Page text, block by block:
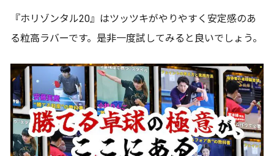
『ホリゾンタル20』はツッツキがやりやすく安定感のあ
る粒高ラバーです。是非一度試してみると良いでしょう。